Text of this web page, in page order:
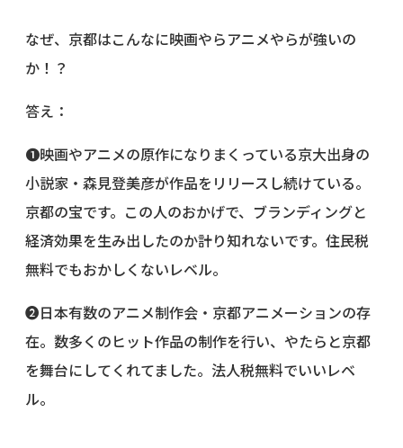
なぜ、京都はこんなに映画やらアニメやらが強いの
か！？
答え：
❶映画やアニメの原作になりまくっている京大出身の
小説家・森見登美彦が作品をリリースし続けている。
京都の宝です。この人のおかげで、ブランディングと
経済効果を生み出したのか計り知れないです。住民税
無料でもおかしくないレベル。
❷日本有数のアニメ制作会・京都アニメーションの存
在。数多くのヒット作品の制作を行い、やたらと京都
を舞台にしてくれてました。法人税無料でいいレベ
ル。